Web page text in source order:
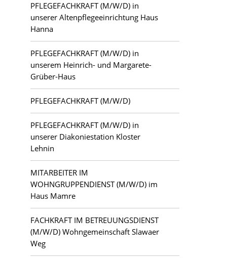
PFLEGEFACHKRAFT (M/W/D) in
unserer Altenpflegeeinrichtung Haus
Hanna
PFLEGEFACHKRAFT (M/W/D) in
unserem Heinrich- und Margarete-
Grüber-Haus
PFLEGEFACHKRAFT (M/W/D)
PFLEGEFACHKRAFT (M/W/D) in
unserer Diakoniestation Kloster
Lehnin
MITARBEITER IM
WOHNGRUPPENDIENST (M/W/D) im
Haus Mamre
FACHKRAFT IM BETREUUNGSDIENST
(M/W/D) Wohngemeinschaft Slawaer
Weg